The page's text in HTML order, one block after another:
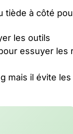
tiède à côté
les outils
essuyer les
mais il évite